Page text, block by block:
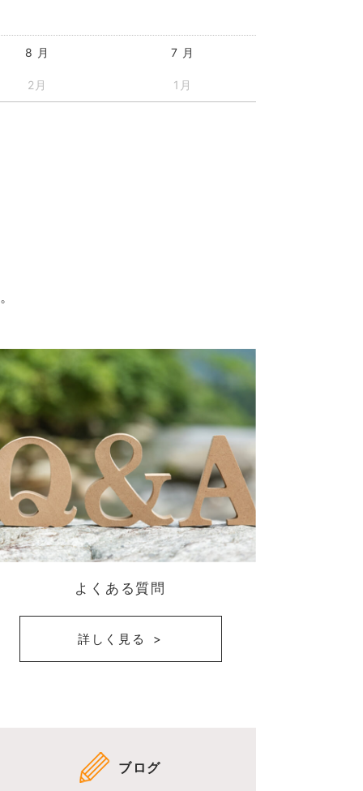
8 月 7 月
2月 1月
よくある質問
詳しく見る
ブログ